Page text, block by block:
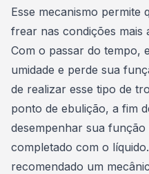
Esse mecanismo permite
frear nas condições mais
Com o passar do tempo,
umidade e perde sua
de realizar esse tipo de
ponto de ebulição, a fim
desempenhar sua
completado com o
recomendado um